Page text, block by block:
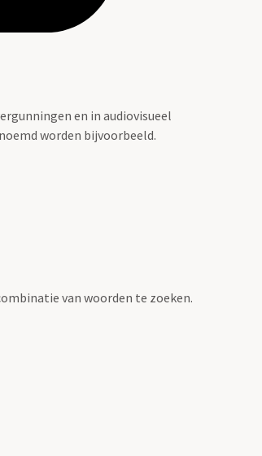
en in audiovisueel
worden bijvoorbeeld.
van woorden te zoeken.